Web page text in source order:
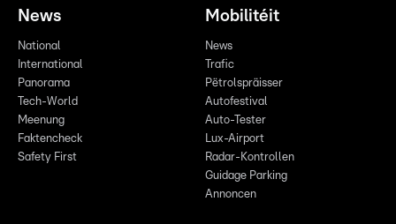
News
National
International
Panorama
Tech-World
Meenung
Faktencheck
Safety First
Mobilitéit
News
Trafic
Pëtrolspräisser
Autofestival
Auto-Tester
Lux-Airport
Radar-Kontrollen
Guidage Parking
Annoncen